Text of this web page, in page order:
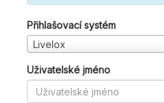
Přihlašovací systém
Livelox
Uživatelské jméno